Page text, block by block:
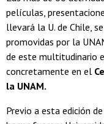
películas,
llevará la U. de Chile,
promovidas por la
de este multitudinario
concretamente en el
la UNAM.
Previo a esta edición